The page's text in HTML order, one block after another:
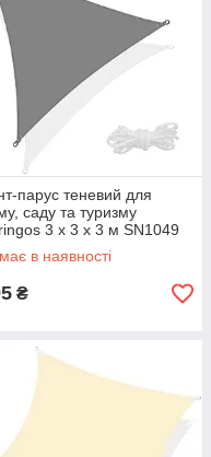
парус теневий для
саду та туризму
3 x 3 x 3 м SN1049
aiw якість
в наявності
₴